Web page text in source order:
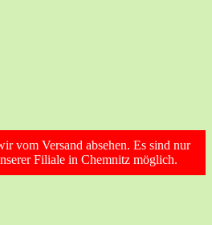
vom Versand absehen. Es sind nur
Filiale in Chemnitz möglich.